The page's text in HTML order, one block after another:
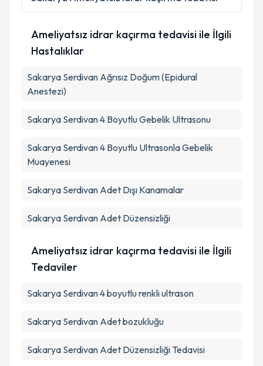
kapsamda işlenmesini kabul ediyorum.
Takvim Talebini Gönder
Ameliyatsız idrar kaçırma tedavisi ile İlgili
Hastalıklar
Sakarya Serdivan Ağrısız Doğum (Epidural
Anestezi)
Sakarya Serdivan 4 Boyutlu Gebelik Ultrasonu
Sakarya Serdivan 4 Boyutlu Ultrasonla Gebelik
Muayenesi
Sakarya Serdivan Adet Dışı Kanamalar
Sakarya Serdivan Adet Düzensizliği
Ameliyatsız idrar kaçırma tedavisi ile İlgili
Tedaviler
Sakarya Serdivan 4 boyutlu renkli ultrason
Sakarya Serdivan Adet bozukluğu
Sakarya Serdivan Adet Düzensizliği Tedavisi